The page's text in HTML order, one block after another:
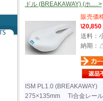
ドル (BREAKAWAY) (ホ.....>
販売価
\20,850
送料：
納期：
ISM PL1.0 (BREAKAWAY)
275×135mm Ti合金レ